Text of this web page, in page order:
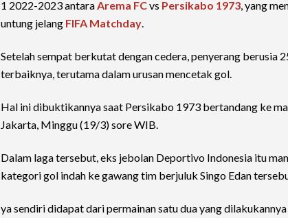
1 2022-2023 antaraArema FCvs Persikabo 1973, yang
untung jelang FIFA Matchday.
Setelah sempat berkutat dengan cedera, penyerang berusia
terbaiknya, terutama dalam urusan mencetak gol.
Hal ini dibuktikannya saat Persikabo 1973 bertandang ke
Jakarta, Minggu (19/3) sore WIB.
Dalam laga tersebut, eks jebolan Deportivo Indonesia itu
kategori gol indah ke gawang tim berjuluk Singo Edan
ya sendiri didapat dari permainan satu dua yang